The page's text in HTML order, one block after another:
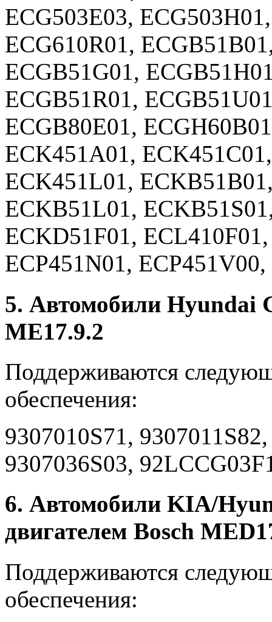
ECG503E03,
ECG610R01,
ECGB51G01,
ECGB51R01,
ECGB80E01,
ECK451A01,
ECK451L01,
ECKB51L01,
ECKD51F01,
ECP451N01,
5. Автомобили Hyundai
ME17.9.2
Поддерживаются
обеспечения:
9307010S71,
9307036S03,
6. Автомобили KIA/
двигателем Bosch
Поддерживаются
обеспечения: